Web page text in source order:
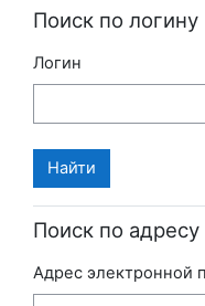
Поиск по логину
Логин
Поиск по
Адрес электронной